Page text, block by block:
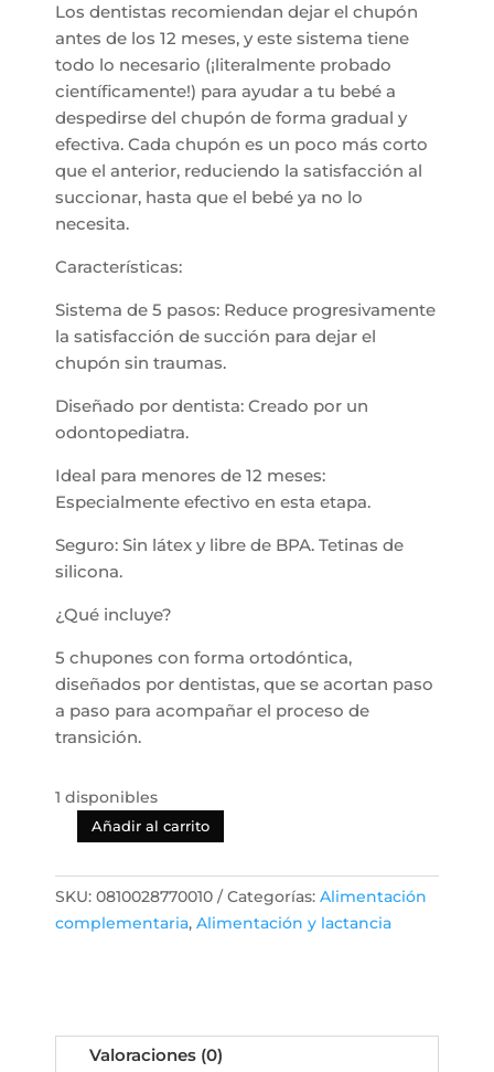
Los dentistas recomiendan dejar el chupón
antes de los 12 meses, y este sistema tiene
todo lo necesario (¡literalmente probado
científicamente!) para ayudar a tu bebé a
despedirse del chupón de forma gradual y
efectiva. Cada chupón es un poco más corto
que el anterior, reduciendo la satisfacción al
succionar, hasta que el bebé ya no lo
necesita.
Características:
Sistema de 5 pasos: Reduce progresivamente
la satisfacción de succión para dejar el
chupón sin traumas.
Diseñado por dentista: Creado por un
odontopediatra.
Ideal para menores de 12 meses:
Especialmente efectivo en esta etapa.
Seguro: Sin látex y libre de BPA. Tetinas de
silicona.
¿Qué incluye?
5 chupones con forma ortodóntica,
diseñados por dentistas, que se acortan paso
a paso para acompañar el proceso de
transición.
1 disponibles
Frida
-
Kit
Añadir al carrito
SKU: 0810028770010 Categorías: Alimentación
complementaria, Alimentación y lactancia
Valoraciones (0)